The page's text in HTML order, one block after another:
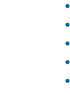
Plan
EPS